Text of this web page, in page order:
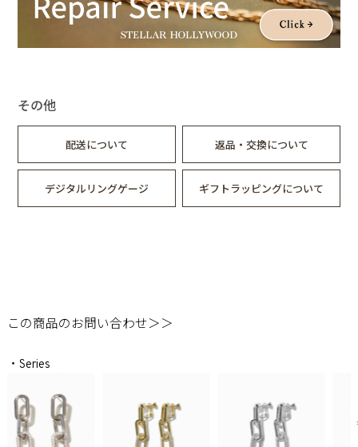
その他
配送について 返品・交換について
デジタルリングゲージ ギフトラッピングについて
この商品のお問い合わせ＞＞
・Series